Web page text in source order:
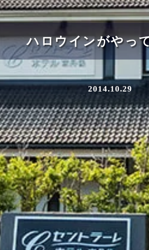
ハロウインがやっ
2014.10.29